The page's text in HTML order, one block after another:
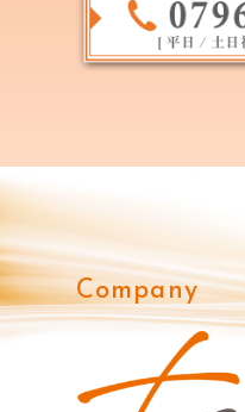
Company